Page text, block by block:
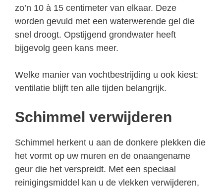
zo’n 10 à 15 centimeter van elkaar. Deze
worden gevuld met een waterwerende gel die
snel droogt. Opstijgend grondwater heeft
bijgevolg geen kans meer.
Welke manier van vochtbestrijding u ook kiest:
ventilatie blijft ten alle tijden belangrijk.
Schimmel verwijderen
Schimmel herkent u aan de donkere plekken die
het vormt op uw muren en de onaangename
geur die het verspreidt. Met een speciaal
reinigingsmiddel kan u de vlekken verwijderen,